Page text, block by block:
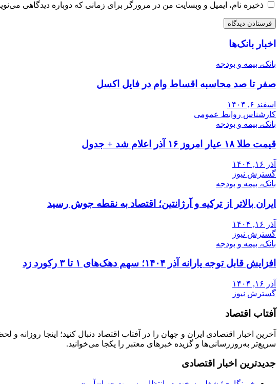
ذخیره نام، ایمیل و وبسایت من در مرورگر برای زمانی که دوباره دیدگاهی
اخبار بانک‌ها
بانک، بیمه و بودجه
صفر تا صد محاسبه اقساط وام در فایل اکسل
اسفند ۶, ۱۴۰۴
کارشناس روابط عمومی
بانک، بیمه و بودجه
قیمت طلا ۱۸ عیار امروز ۱۶ آذر اعلام شد + جدول
آذر ۱۶, ۱۴۰۴
گسترش نیوز
بانک، بیمه و بودجه
ایران بالاتر از ترکیه و آرژانتین؛ اقتصاد به نقطه جوش رسید
آذر ۱۶, ۱۴۰۴
گسترش نیوز
بانک، بیمه و بودجه
افزایش قابل توجه یارانه آذر ۱۴۰۴؛ سهم دهک‌های ۱ تا ۳ رکورد زد
آذر ۱۶, ۱۴۰۴
گسترش نیوز
آفتاب اقتصاد
آخرین اخبار اقتصادی ایران و جهان را در آفتاب اقتصاد دنبال کنید؛ اینجا
سریع‌تر به‌روزرسانی‌ها و گزیده خبرهای معتبر را یکجا می‌خوانید.
جدیدترین اخبار اقتصادی